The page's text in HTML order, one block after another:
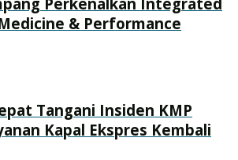
& Performance
Tangani Insiden KMP
Kapal Ekspres Kembali